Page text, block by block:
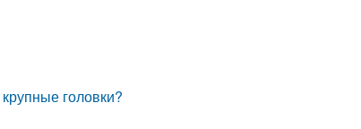
головки?